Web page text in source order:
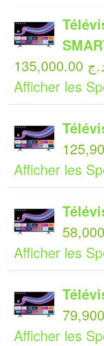
د.ج
Afficher les
Afficher les
Afficher les
Afficher les